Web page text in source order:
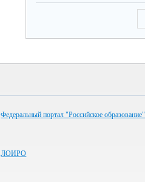
Федеральный портал "Российское образование"
ЛОИРО